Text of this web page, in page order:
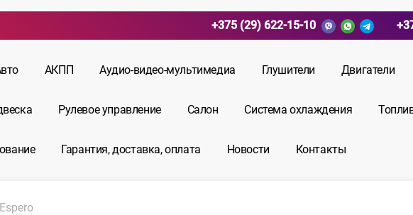
+375 (29) 622-15-10
АКПП Аудио-видео-мультимедиа Глушители Двигатели
Рулевое управление Салон Система охлаждения
Гарантия, доставка, оплата Новости Контакты
Espero